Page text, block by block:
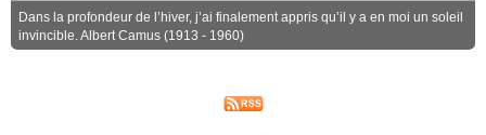
Dans la profondeur de l’hiver, j’ai finalement appris qu’il y a en moi un soleil
invincible. Albert Camus (1913 - 1960)